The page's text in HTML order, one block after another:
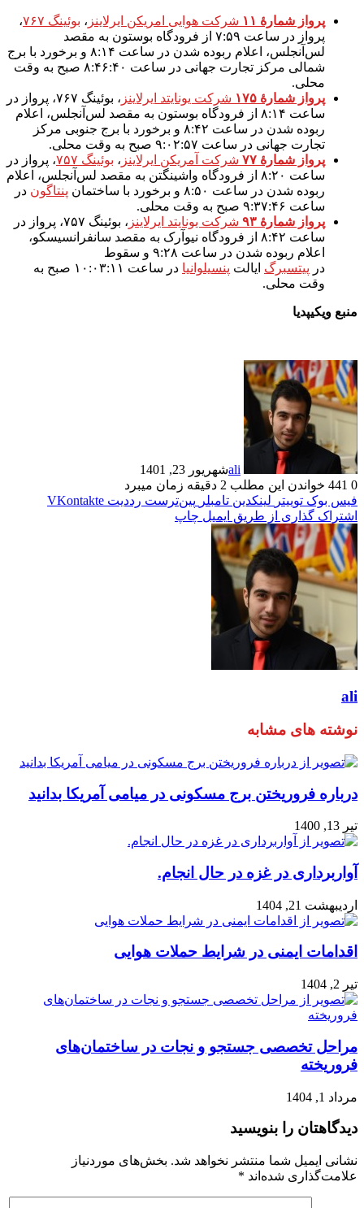
پرواز شمارهٔ ۱۱ شرکت هوایی امریکن ایرلاینز ، بوئینگ ۷۶۷
،
پرواز در ساعت ۷:۵۹ از فرودگاه بوستون به مقصد
لس‌آنجلس، اعلام ربوده شدن در ساعت ۸:۱۴ و برخورد با برج
شمالی مرکز تجارت جهانی در ساعت ۸:۴۶:۴۰ صبح به وقت
محلی.
پرواز شمارهٔ ۱۷۵
شرکت یونایتد ایرلاینز
، بوئینگ ۷۶۷، پرواز در
ساعت ۸:۱۴ از فرودگاه بوستون به مقصد لس‌آنجلس، اعلام
ربوده شدن در ساعت ۸:۴۲ و برخورد با برج جنوبی مرکز
تجارت جهانی در ساعت ۹:۰۲:۵۷ صبح به وقت محلی.
پرواز شمارهٔ ۷۷
شرکت آمریکن ایرلاینز ، بوئینگ ۷۵۷
، پرواز در
ساعت ۸:۲۰ از فرودگاه واشینگتن به مقصد لس‌آنجلس، اعلام
ربوده شدن در ساعت ۸:۵۰ و برخورد با ساختمان
پنتاگون در
ساعت ۹:۳۷:۴۶ صبح به وقت محلی.
پرواز شمارهٔ ۹۳
شرکت یونایتد ایرلاینز
، بوئینگ ۷۵۷، پرواز در
ساعت ۸:۴۲ از فرودگاه نیوآرک به مقصد سانفرانسیسکو،
اعلام ربوده شدن در ساعت ۹:۲۸ و سقوط
در پیتسبرگ ایالت پنسیلوانیا
در ساعت ۱۰:۰۳:۱۱ صبح به
وقت محلی.
منبع ویکیپدیا
aliشهریور 23, 1401
0
خواندن این مطلب 2 دقیقه زمان میبرد
فیس بوک توییتر لینکدین ‫تامبلر ‫پین‌ترست ‫رددیت ‫VKontakte
اشتراک گذاری از طریق ایمیل چاپ
ali
نوشته های مشابه
درباره فروریختن برج مسکونی در میامی آمریکا بدانید
تیر 13, 1400
آواربرداری در غزه در حال انجام.
اردیبهشت 21, 1404
اقدامات ایمنی در شرایط حملات هوایی
تیر 2, 1404
مراحل تخصصی جستجو و نجات در ساختمان‌های
فروریخته
مرداد 1, 1404
دیدگاهتان را بنویسید
نشانی ایمیل شما منتشر نخواهد شد. بخش‌های موردنیاز
علامت‌گذاری شده‌اند *